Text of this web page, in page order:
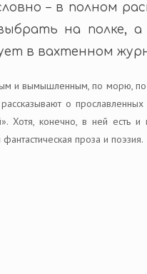
– в полном
на
в вахтенном
и вымышленным, по морю,
о
Хотя, конечно, в ней есть
проза и поэзия.